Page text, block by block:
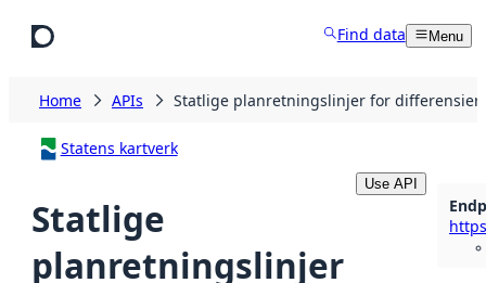
Find data Menu
Home APIs Statlige planretningslinjer for
Statens kartverk
Statlige
planretningslinjer
Use API